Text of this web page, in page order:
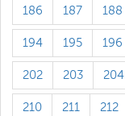
186 187 188
194 195 196
202 203 204
210 211 212